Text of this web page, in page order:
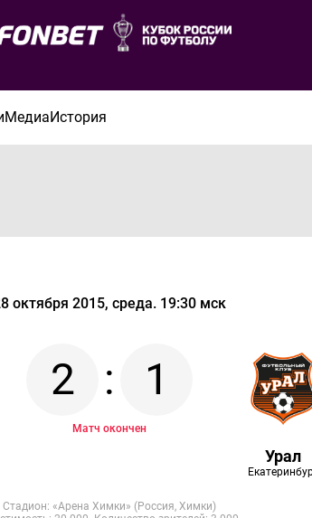
МедиаИстория
октября 2015, среда. 19:30 мск
2 : 1
Матч окончен
Урал
Стадион: «Арена Химки» (Россия, Химки)